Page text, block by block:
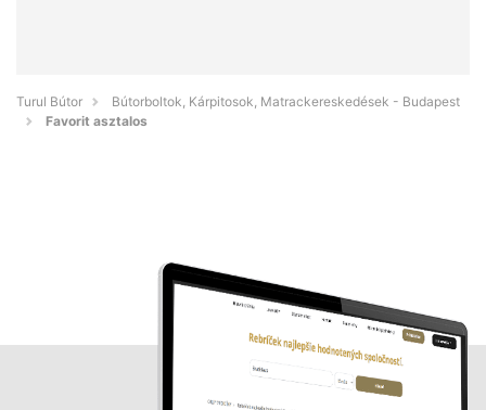
Turul Bútor
Bútorboltok, Kárpitosok, Matrackereskedések - Budapest
Favorit asztalos